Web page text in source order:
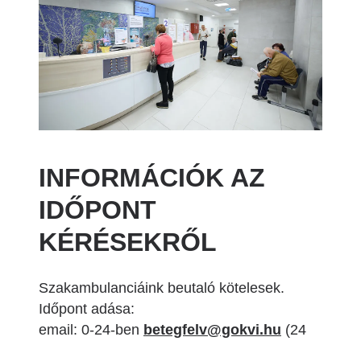
INFORMÁCIÓK AZ
IDŐPONT
KÉRÉSEKRŐL
Szakambulanciáink beutaló kötelesek.
Időpont adása:
email: 0-24-ben betegfelv@gokvi.hu (24